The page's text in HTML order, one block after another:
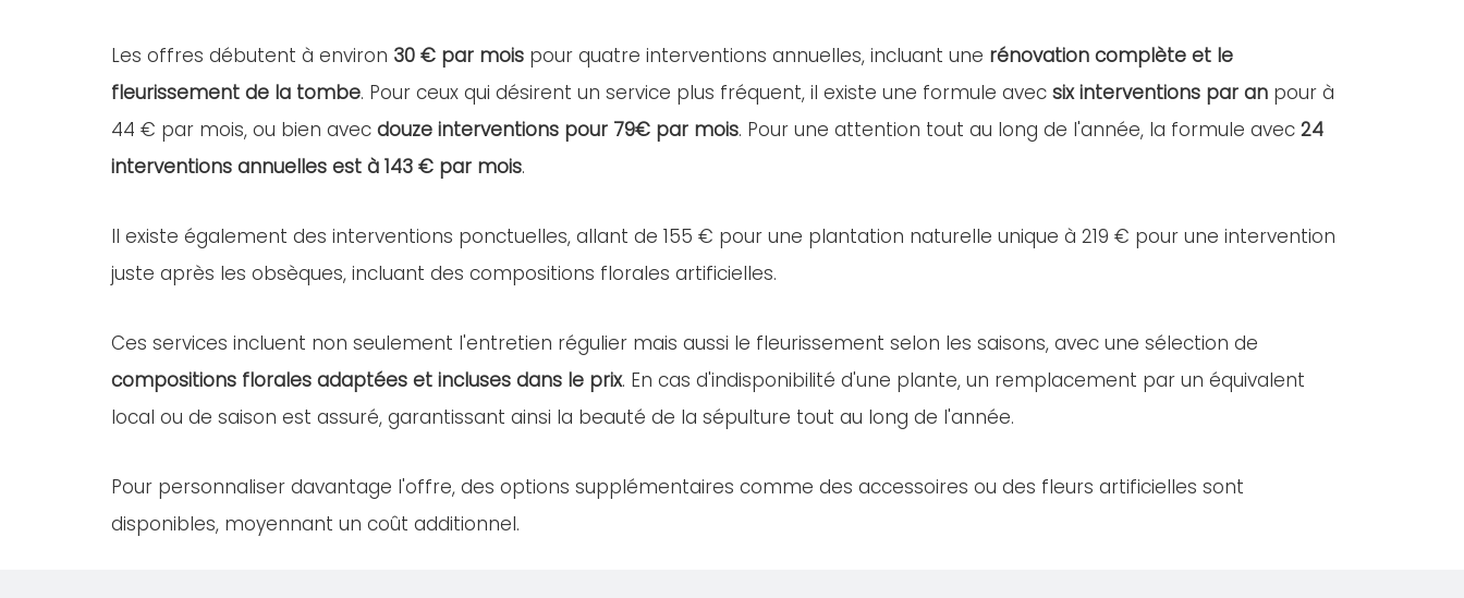
Les offres débutent à environ 30 € par mois pour quatre interventions annuelles, incluant une rénovation complète et le
fleurissement de la tombe. Pour ceux qui désirent un service plus fréquent, il existe une formule avec six interventions par an pour à
44 € par mois, ou bien avec douze interventions pour 79€ par mois. Pour une attention tout au long de l'année, la formule avec 24
interventions annuelles est à 143 € par mois.
Il existe également des interventions ponctuelles, allant de 155 € pour une plantation naturelle unique à 219 € pour une intervention
juste après les obsèques, incluant des compositions florales artificielles.
Ces services incluent non seulement l'entretien régulier mais aussi le fleurissement selon les saisons, avec une sélection de
compositions florales adaptées et incluses dans le prix. En cas d'indisponibilité d'une plante, un remplacement par un équivalent
local ou de saison est assuré, garantissant ainsi la beauté de la sépulture tout au long de l'année.
Pour personnaliser davantage l'offre, des options supplémentaires comme des accessoires ou des fleurs artificielles sont
disponibles, moyennant un coût additionnel.